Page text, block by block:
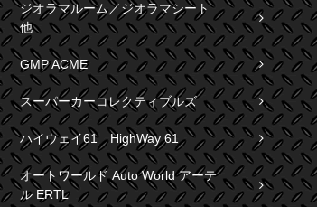
ジオラマルーム／ジオラマシート
他
GMP ACME
スーパーカーコレクティブルズ
ハイウェイ61 HighWay 61
オートワールド Auto World アーテ
ル ERTL